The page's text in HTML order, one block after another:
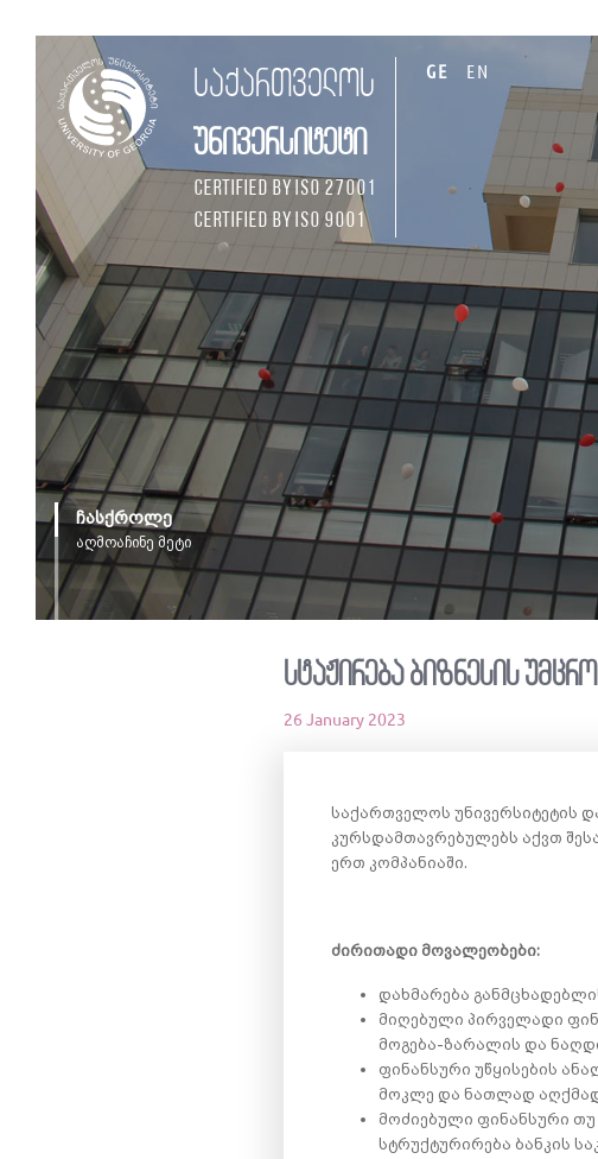
საქართველოს
უნივერსიტეტი
Certified by ISO 27001
Certified by ISO 9001
GE EN
ჩასქროლე
აღმოაჩინე მეტი
სტაჟირება ბიზნესის
26 January 2023
საქართველოს უნივერსიტეტის
კურსდამთავრებულებს აქვთ
ერთ კომპანიაში.
ძირითადი მოვალეობები:
დახმარება
მიღებული პირველადი
მოგება-ზარალის და
ფინანსური უწყისების
მოკლე და ნათლად
მოძიებული ფინანსური თუ
სტრუქტურირება ბანკის